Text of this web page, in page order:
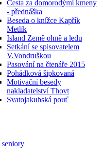
Cesta za domorodými kmeny
- přednáška
Beseda o knížce Kapřík
Metlík
Island Země ohně a ledu
Setkání se spisovatelem
V.Vondruškou
Pasování na čtenáře 2015
Pohádková šipkovaná
Motivační besedy
nakladatelství Thovt
Svatojakubská pouť